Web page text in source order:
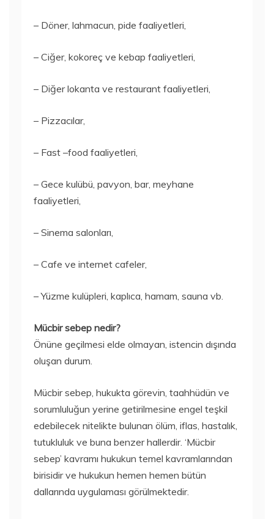
– Döner, lahmacun, pide faaliyetleri,
– Ciğer, kokoreç ve kebap faaliyetleri,
– Diğer lokanta ve restaurant faaliyetleri,
– Pizzacılar,
– Fast –food faaliyetleri,
– Gece kulübü, pavyon, bar, meyhane
faaliyetleri,
– Sinema salonları,
– Cafe ve internet cafeler,
– Yüzme kulüpleri, kaplıca, hamam, sauna vb.
Mücbir sebep nedir?
Önüne geçilmesi elde olmayan, istencin dışında
oluşan durum.
Mücbir sebep, hukukta görevin, taahhüdün ve
sorumluluğun yerine getirilmesine engel teşkil
edebilecek nitelikte bulunan ölüm, iflas, hastalık,
tutukluluk ve buna benzer hallerdir. ‘Mücbir
sebep’ kavramı hukukun temel kavramlarından
birisidir ve hukukun hemen hemen bütün
dallarında uygulaması görülmektedir.